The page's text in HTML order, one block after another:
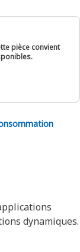
pièce convient
dynamiques.